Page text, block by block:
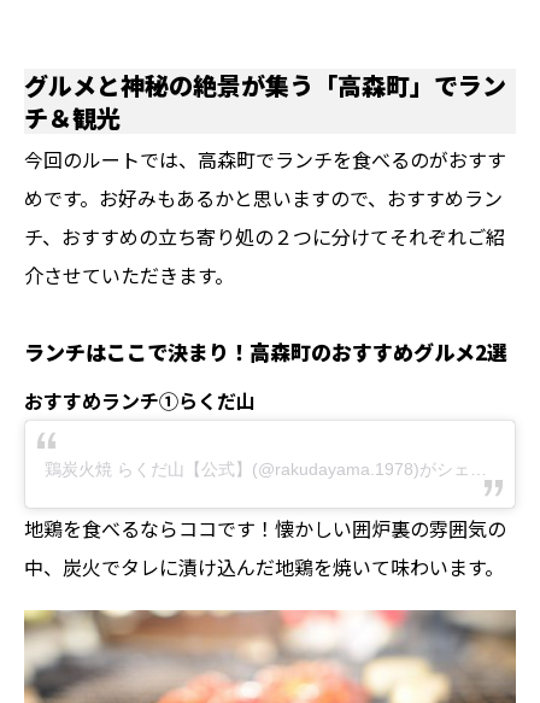
グルメと神秘の絶景が集う「高森町」でラン
チ＆観光
今回のルートでは、高森町でランチを食べるのがおすす
めです。お好みもあるかと思いますので、おすすめラン
チ、おすすめの立ち寄り処の２つに分けてそれぞれご紹
介させていただきます。
ランチはここで決まり！高森町のおすすめグルメ2選
おすすめランチ①らくだ山
地鶏を食べるならココです！懐かしい囲炉裏の雰囲気の
中、炭火でタレに漬け込んだ地鶏を焼いて味わいます。